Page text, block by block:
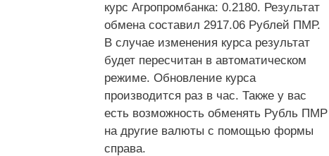
курс Агропромбанка: 0.2180. Результат
обмена составил 2917.06 Рублей ПМР.
В случае изменения курса результат
будет пересчитан в автоматическом
режиме. Обновление курса
производится раз в час. Также у вас
есть возможность обменять Рубль ПМР
на другие валюты с помощью формы
справа.